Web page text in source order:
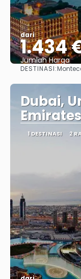
dari
1.434
Jumlah Harga
DESTINASI:
Dubai,
Emirates
1 DESTINASI 2